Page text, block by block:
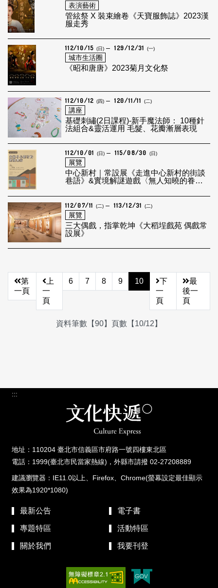
表演藝術
管絃祭 X 裝束繪卷《天寶服飾誌》2023漢
服走秀
112/10/15 (日) 129/12/31 (一)
城市生活圈
《昭和唐唐》2023菊月文化祭
112/10/12 (四) 120/11/11 (二)
講座
基礎刺繡(2日課程)-新手魔法師： 10種針
法組合&靈活運用 毛髮、花瓣漸層表現
112/10/01 (日) 115/08/30 (日)
展覽
中心新村｜常設展《走進中心新村的街談
巷語》&實境解謎遊戲〈無人知曉的眷
112/07/11 (二) 113/12/31 (二)
展覽
三大偶戲，指掌乾坤《大稻埕戲苑 偶戲常
設展》
第
一頁
上
一
頁
6 7 8 9 10
下
一
頁
最
後一
頁
資料筆數【90】頁數【10/12】
:::
地址：110204 臺北市信義區市府路一號四樓東北區
電話：1999(臺北市民當家熱線)，外縣市請撥 02-27208889
建議瀏覽器：IE11.0以上、Firefox、Chrome(螢幕設定最佳顯示
效果為1920*1080)
最新公告 電子書
專題特區 活動特區
關於我們 我要刊登